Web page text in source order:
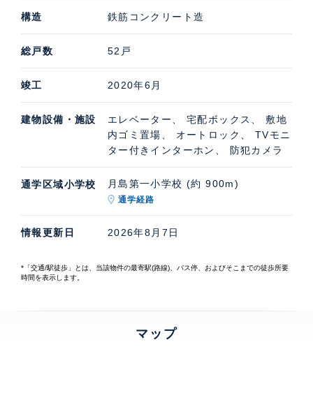
構造 鉄筋コンクリート造
総戸数 52戸
竣工 2020年6月
建物設備・施設
エレベーター、 宅配ボックス、 敷地
内ゴミ置場、 オートロック、 TVモニ
ター付きインターホン、 防犯カメラ
通学区域小学校 月島第一小学校 (約 900m)
通学経路
情報更新日 2026年8月7日
*「交通/駅徒歩」とは、当該物件の最寄駅(路線)、バス停、およびそこまでの徒歩所要
時間を表示します。
マップ